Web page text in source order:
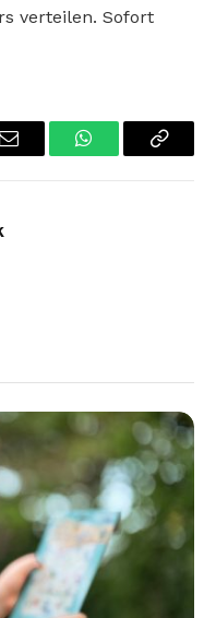
verteilen. Sofort
Email WhatsAppCopy